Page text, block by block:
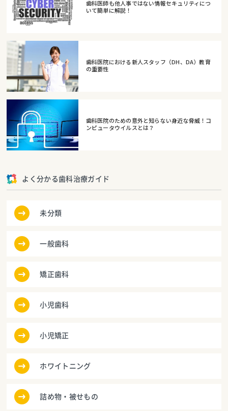
歯科医師も他人事ではない情報セキュリティにつ
いて簡単に解説！
歯科医院における新人スタッフ（DH、DA）教育
の重要性
歯科医院のための意外と知らない身近な脅威！コ
ンピュータウイルスとは？
よく分かる歯科治療ガイド
未分類
一般歯科
矯正歯科
小児歯科
小児矯正
ホワイトニング
詰め物・被せもの